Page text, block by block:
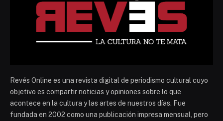
Revés Online es una revista digital de periodismo cultural cuyo
objetivo es compartir noticias y opiniones sobre lo que
acontece en la cultura y las artes de nuestros días. Fue
fundada en 2002 como una publicación impresa mensual, pero